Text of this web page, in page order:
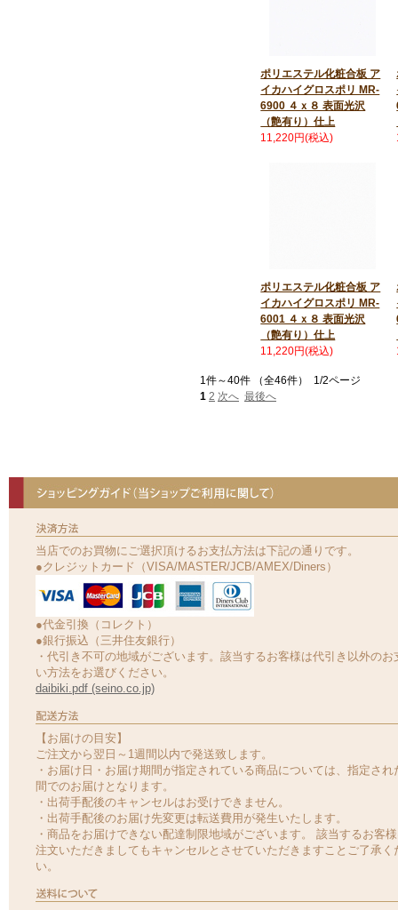
ポリエステル化粧合板 ア
イカハイグロスポリ MR-
6900 ４ｘ８ 表面光沢
（艶有り）仕上
11,220円(税込)
ポリエステル化粧合板 ア
イカハイグロスポリ MR-
6001 ４ｘ８ 表面光沢
（艶有り）仕上
11,220円(税込)
1件～40件 （全46件） 1/2ページ
1 2 次へ 最後へ
当店でのお買物にご選択頂けるお支払方法は下記の通りです。
●クレジットカード（VISA/MASTER/JCB/AMEX/Diners）
●代金引換（コレクト）
●銀行振込（三井住友銀行）
・代引き不可の地域がございます。該当するお客様は代引き以外のお
い方法をお選びください。
daibiki.pdf (seino.co.jp)
【お届けの目安】
ご注文から翌日～1週間以内で発送致します。
・お届け日・お届け期間が指定されている商品については、指定され
間でのお届けとなります。
・出荷手配後のキャンセルはお受けできません。
・出荷手配後のお届け先変更は転送費用が発生いたします。
・商品をお届けできない配達制限地域がございます。 該当するお客
注文いただきましてもキャンセルとさせていただきますことご了承く
い。